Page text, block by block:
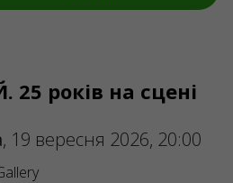
25 років на сцені
, 19 вересня 2026, 20:00